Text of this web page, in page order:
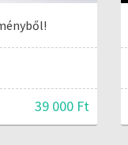
39 000 Ft